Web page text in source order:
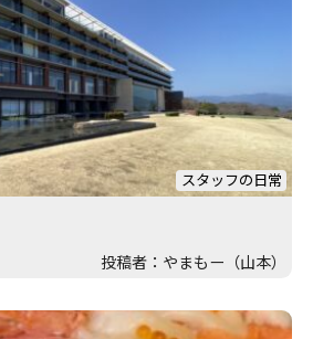
スタッフの日常
投稿者：やまもー（山本）